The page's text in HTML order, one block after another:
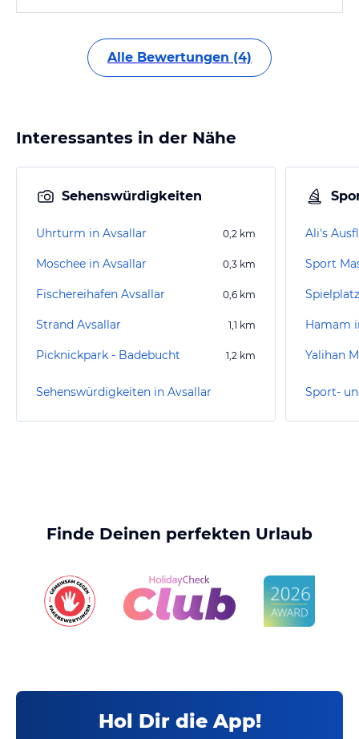
Alle Bewertungen (4)
Interessantes in der Nähe
Sehenswürdigkeiten
Uhrturm in Avsallar 0,2 km
Moschee in Avsallar 0,3 km
Fischereihafen Avsallar 0,6 km
Strand Avsallar 1,1 km
Picknickpark - Badebucht 1,2 km
Sehenswürdigkeiten in Avsallar
Ali's
Spielplatz
Hamam
Yalihan
Sport-
Finde Deinen perfekten Urlaub
Hol Dir die App!